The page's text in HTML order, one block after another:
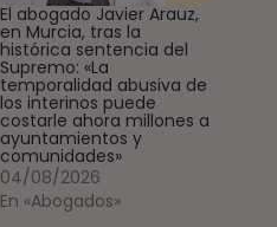
El abogado Javier Arauz,
en Murcia, tras la
histórica sentencia del
Supremo: «La
temporalidad abusiva de
los interinos puede
costarle ahora millones a
ayuntamientos y
comunidades»
04/08/2026
En «Abogados»